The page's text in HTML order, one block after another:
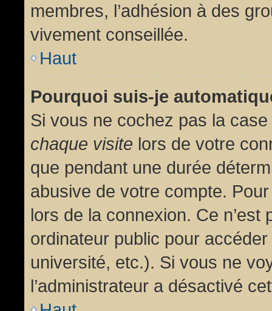
membres, l’adhésion à des
vivement conseillée.
Haut
Pourquoi suis-je
Si vous ne cochez pas la case
chaque visite lors de votre
que pendant une durée
abusive de votre compte.
lors de la connexion. Ce
ordinateur public pour
université, etc.). Si vous ne
l’administrateur a désactivé